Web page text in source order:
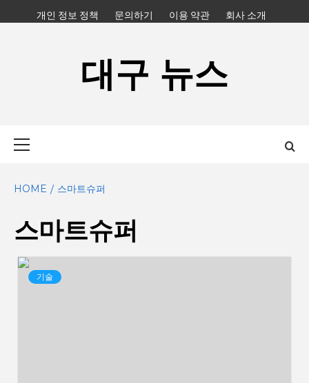
to
개인 정보 정책 문의하기 이용 약관 회사 소개
대구 뉴스
HOME 스마트슈퍼
스마트슈퍼
기술